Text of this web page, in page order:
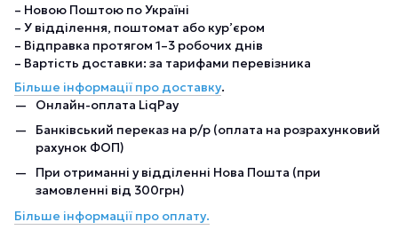
– Новою Поштою по Україні
– У відділення, поштомат або кур’єром
– Відправка протягом 1–3 робочих днів
– Вартість доставки: за тарифами перевізника
Більше інформації про доставку.
Онлайн-оплата LiqPay
Банківський переказ на р/р (оплата на розрахунковий
рахунок ФОП)
При отриманні у відділенні Нова Пошта (при
замовленні від 300грн)
Більше інформації про оплату.